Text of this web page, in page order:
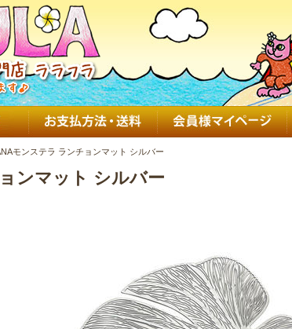
モンステラ ランチョンマット シルバー
ンマット シルバー